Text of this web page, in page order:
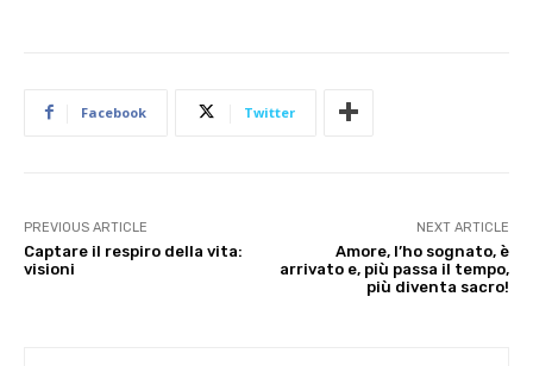
Facebook Twitter
PREVIOUS ARTICLE
Captare il respiro della vita:
visioni
NEXT ARTICLE
Amore, l’ho sognato, è
arrivato e, più passa il tempo,
più diventa sacro!